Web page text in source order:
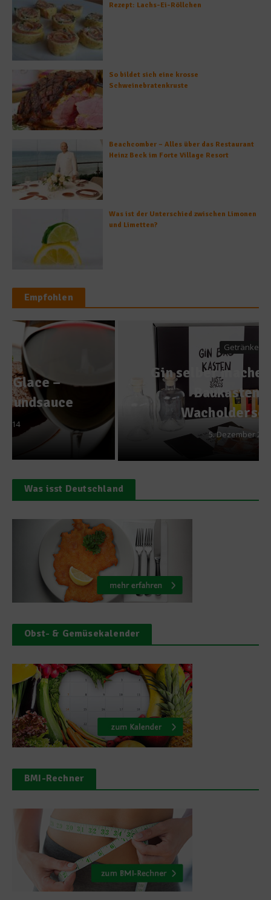
Rezept: Lachs-Ei-Röllchen
So bildet sich eine krosse
Schweinebratenkruste
Beachcomber – Alles über das Restaurant
Heinz Beck im Forte Village Resort
Was ist der Unterschied zwischen Limonen
und Limetten?
Empfohlen
Gin selber machen – Mittels
Baukasten zum
Wacholderschnaps
5. Dezember 2017
Was isst Deutschland
Obst- & Gemüsekalender
BMI-Rechner